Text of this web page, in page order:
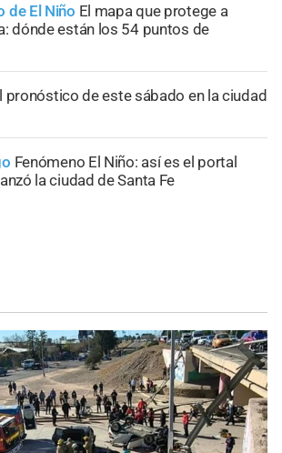
de El Niño El mapa que protege a
dónde están los 54 puntos de
pronóstico de este sábado en la ciudad
Fenómeno El Niño: así es el portal
la ciudad de Santa Fe